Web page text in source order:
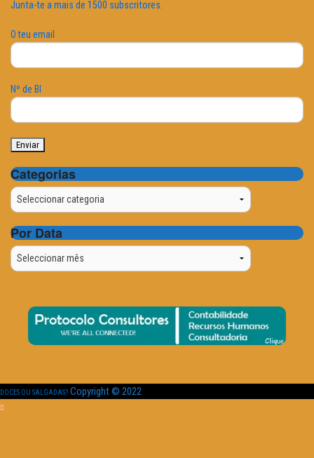
Junta-te a mais de 1500 subscritores.
O teu email
Nº de BI
Categorias
Categorias
Por Data
Por
Data
DOCES OU SALGADAS? Copyright © 2022